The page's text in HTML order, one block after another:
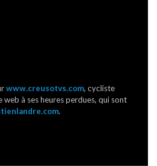
www.creusotvs.com, cycliste
à ses heures perdues, qui sont
.